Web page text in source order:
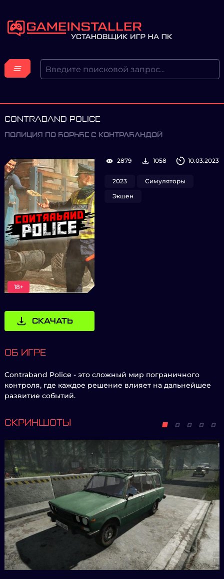
CONTRABAND POLICE
ПОЛИЦИЯ ПО БОРЬБЕ С КОНТРАБАНДОЙ
18+
СКАЧАТЬ
2879 1058 10.03.2023
2023
Симуляторы
Экшен
ОБ ИГРЕ
Contraband Police - это сложный мир пограничного
контроля, где каждое решение влияет на дальнейшее
развитие событий.
СКРИНШОТЫ